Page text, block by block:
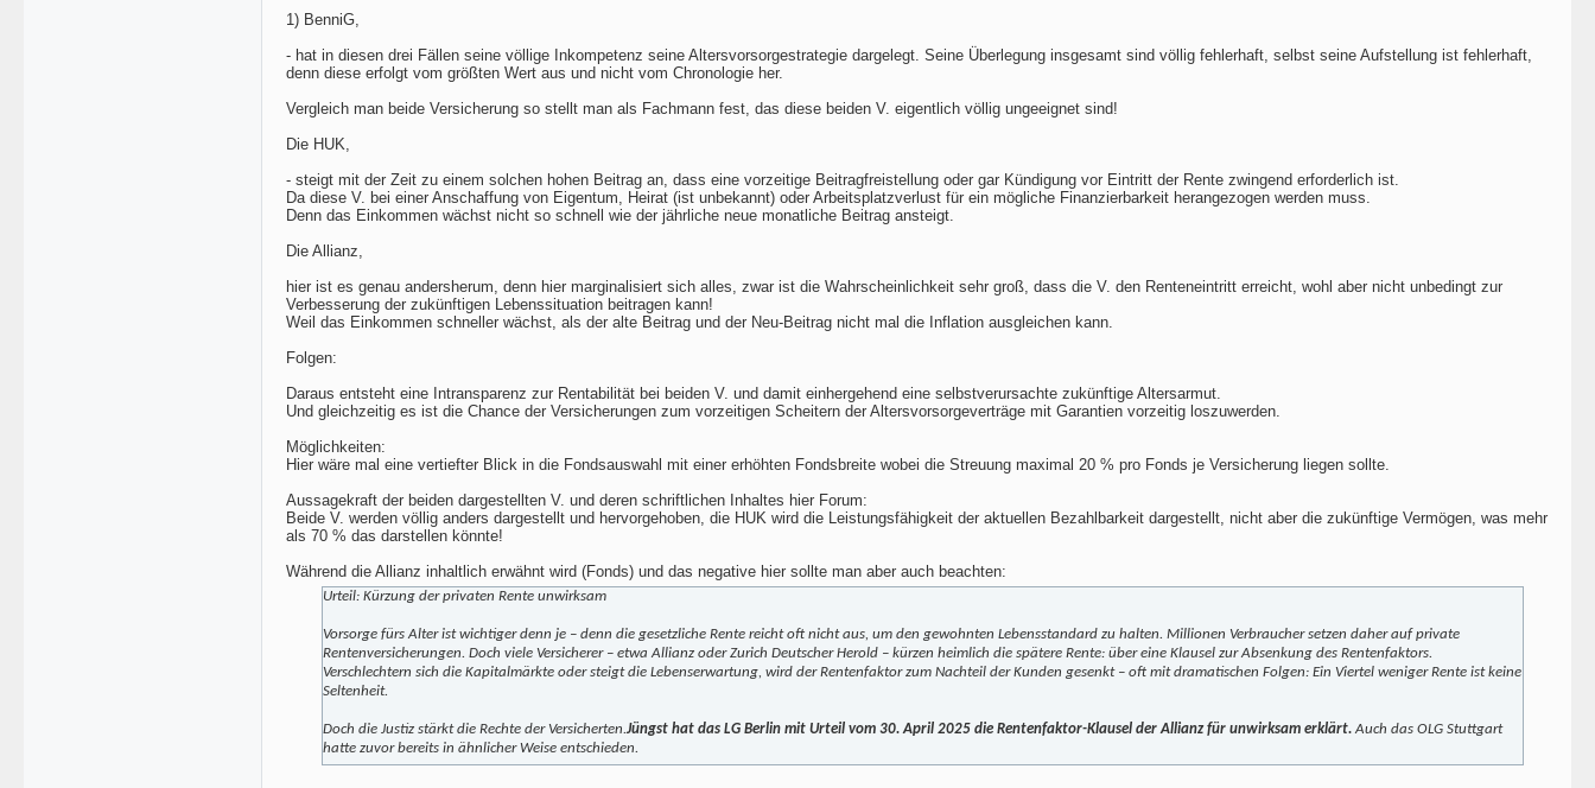
1) BenniG,
- hat in diesen drei Fällen seine völlige Inkompetenz seine Altersvorsorgestrategie dargelegt. Seine Überlegung insgesamt sind völlig fehlerhaft, selbst seine Aufstellung ist fehlerhaft,
denn diese erfolgt vom größten Wert aus und nicht vom Chronologie her.
Vergleich man beide Versicherung so stellt man als Fachmann fest, das diese beiden V. eigentlich völlig ungeeignet sind!
Die HUK,
- steigt mit der Zeit zu einem solchen hohen Beitrag an, dass eine vorzeitige Beitragfreistellung oder gar Kündigung vor Eintritt der Rente zwingend erforderlich ist.
Da diese V. bei einer Anschaffung von Eigentum, Heirat (ist unbekannt) oder Arbeitsplatzverlust für ein mögliche Finanzierbarkeit herangezogen werden muss.
Denn das Einkommen wächst nicht so schnell wie der jährliche neue monatliche Beitrag ansteigt.
Die Allianz,
hier ist es genau andersherum, denn hier marginalisiert sich alles, zwar ist die Wahrscheinlichkeit sehr groß, dass die V. den Renteneintritt erreicht, wohl aber nicht unbedingt zur
Verbesserung der zukünftigen Lebenssituation beitragen kann!
Weil das Einkommen schneller wächst, als der alte Beitrag und der Neu-Beitrag nicht mal die Inflation ausgleichen kann.
Folgen:
Daraus entsteht eine Intransparenz zur Rentabilität bei beiden V. und damit einhergehend eine selbstverursachte zukünftige Altersarmut.
Und gleichzeitig es ist die Chance der Versicherungen zum vorzeitigen Scheitern der Altersvorsorgeverträge mit Garantien vorzeitig loszuwerden.
Möglichkeiten:
Hier wäre mal eine vertiefter Blick in die Fondsauswahl mit einer erhöhten Fondsbreite wobei die Streuung maximal 20 % pro Fonds je Versicherung liegen sollte.
Aussagekraft der beiden dargestellten V. und deren schriftlichen Inhaltes hier Forum:
Beide V. werden völlig anders dargestellt und hervorgehoben, die HUK wird die Leistungsfähigkeit der aktuellen Bezahlbarkeit dargestellt, nicht aber die zukünftige Vermögen, was mehr
als 70 % das darstellen könnte!
Während die Allianz inhaltlich erwähnt wird (Fonds) und das negative hier sollte man aber auch beachten:
Urteil: Kürzung der privaten Rente unwirksam
Vorsorge fürs Alter ist wichtiger denn je – denn die gesetzliche Rente reicht oft nicht aus, um den gewohnten Lebensstandard zu halten. Millionen Verbraucher setzen daher auf private
Rentenversicherungen. Doch viele Versicherer – etwa Allianz oder Zurich Deutscher Herold – kürzen heimlich die spätere Rente: über eine Klausel zur Absenkung des Rentenfaktors.
Verschlechtern sich die Kapitalmärkte oder steigt die Lebenserwartung, wird der Rentenfaktor zum Nachteil der Kunden gesenkt – oft mit dramatischen Folgen: Ein Viertel weniger Rente ist keine
Seltenheit.
Doch die Justiz stärkt die Rechte der Versicherten.Jüngst hat das LG Berlin mit Urteil vom 30. April 2025 die Rentenfaktor-Klausel der Allianz für unwirksam erklärt.Auch das OLG Stuttgart
hatte zuvor bereits in ähnlicher Weise entschieden.